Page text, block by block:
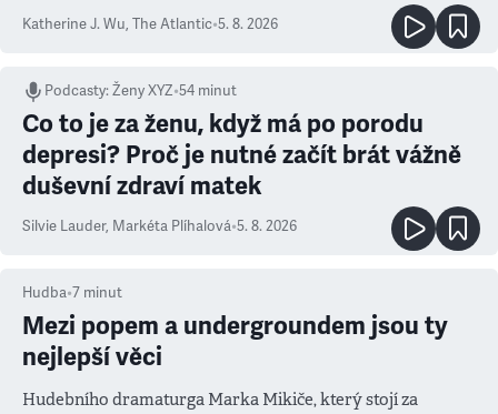
Katherine J. Wu, The Atlantic•5. 8. 2026
Podcasty:Ženy XYZ•54 minut
Co to je za ženu, když má po porodu
depresi? Proč je nutné začít brát vážně
duševní zdraví matek
Silvie Lauder, Markéta Plíhalová•5. 8. 2026
Hudba•7 minut
Mezi popem a undergroundem jsou ty
nejlepší věci
Hudebního dramaturga Marka Mikiče, který stojí za